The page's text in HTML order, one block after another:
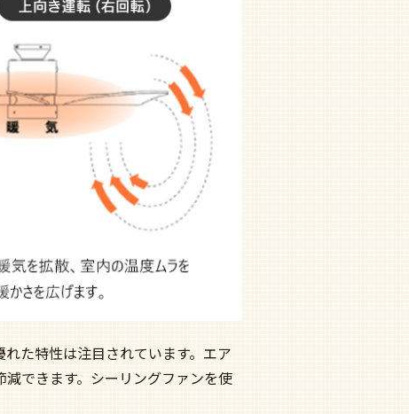
た特性は注目されています。エア
できます。シーリングファンを使